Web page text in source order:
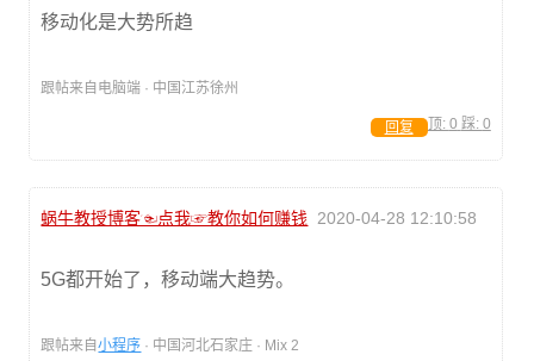
移动化是大势所趋
跟帖来自电脑端 · 中国江苏徐州
顶: 0 踩: 0
回复
蜗牛教授博客☜点我☞教你如何赚钱 2020-04-28 12:10:58
5G都开始了，移动端大趋势。
跟帖来自小程序 · 中国河北石家庄 · Mix 2